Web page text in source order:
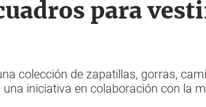
para
colección de zapatillas, gorras,
iniciativa en colaboración con la